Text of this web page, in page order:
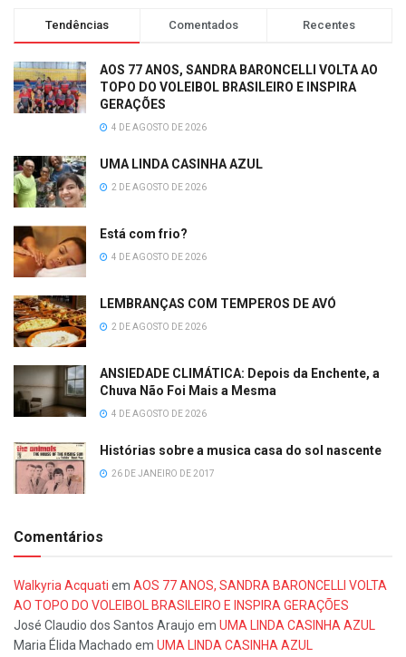
Tendências Comentados Recentes
AOS 77 ANOS, SANDRA BARONCELLI VOLTA AO
TOPO DO VOLEIBOL BRASILEIRO E INSPIRA
GERAÇÕES
4 DE AGOSTO DE 2026
UMA LINDA CASINHA AZUL
2 DE AGOSTO DE 2026
Está com frio?
4 DE AGOSTO DE 2026
LEMBRANÇAS COM TEMPEROS DE AVÓ
2 DE AGOSTO DE 2026
ANSIEDADE CLIMÁTICA: Depois da Enchente, a
Chuva Não Foi Mais a Mesma
4 DE AGOSTO DE 2026
Histórias sobre a musica casa do sol nascente
26 DE JANEIRO DE 2017
Comentários
Walkyria Acquati em AOS 77 ANOS, SANDRA BARONCELLI VOLTA
AO TOPO DO VOLEIBOL BRASILEIRO E INSPIRA GERAÇÕES
José Claudio dos Santos Araujo em UMA LINDA CASINHA AZUL
Maria Élida Machado em UMA LINDA CASINHA AZUL